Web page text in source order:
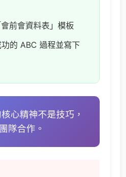
前會資料表」模板
的 ABC 過程並寫下
心精神不是技巧，
隊合作。